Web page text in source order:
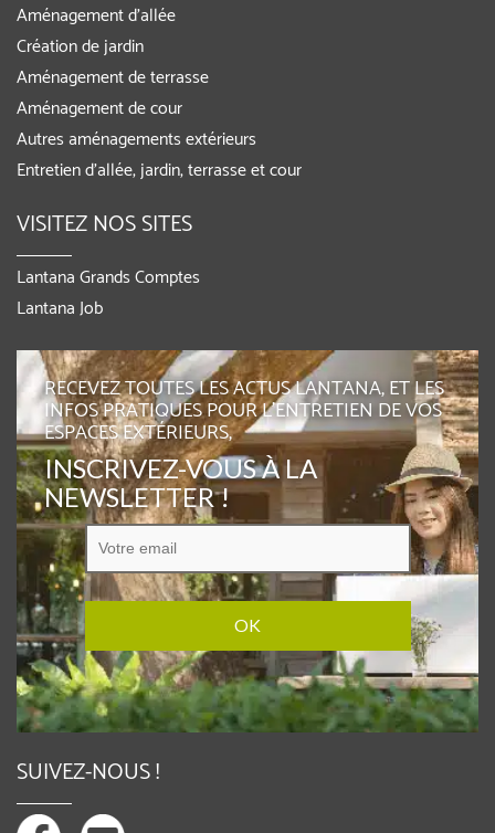
Aménagement d’allée
Création de jardin
Aménagement de terrasse
Aménagement de cour
Autres aménagements extérieurs
Entretien d’allée, jardin, terrasse et cour
VISITEZ NOS SITES
Lantana Grands Comptes
Lantana Job
RECEVEZ TOUTES LES ACTUS LANTANA, ET LES
INFOS PRATIQUES POUR L'ENTRETIEN DE VOS
ESPACES EXTÉRIEURS,
INSCRIVEZ-VOUS À LA
NEWSLETTER !
SUIVEZ-NOUS !